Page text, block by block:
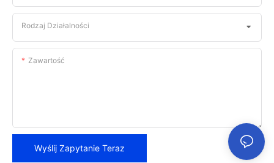
Rodzaj Działalności
Zawartość
Wyślij Zapytanie Teraz